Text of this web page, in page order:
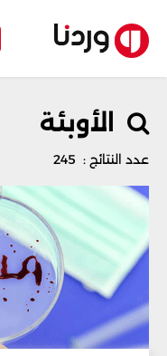
الأوبئة
عدد النتائج : 245